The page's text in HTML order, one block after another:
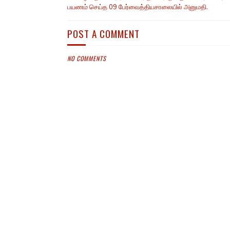
பயணம் செய்த 09 பேர்வைத்தியசாலையில் அனுமதி.
POST A COMMENT
NO COMMENTS